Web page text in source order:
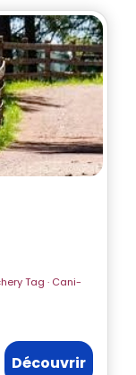
Découvrir